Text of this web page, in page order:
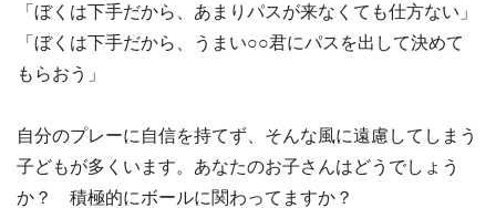
「ぼくは下手だから、あまりパスが来なくても仕方ない」
「ぼくは下手だから、うまい○○君にパスを出して決めて
もらおう」
自分のプレーに自信を持てず、そんな風に遠慮してしまう
子どもが多くいます。あなたのお子さんはどうでしょう
か？ 積極的にボールに関わってますか？